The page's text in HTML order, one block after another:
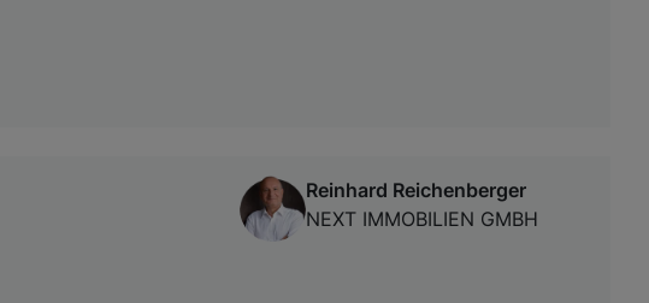
Reinhard Reichenberger
NEXT IMMOBILIEN GMBH